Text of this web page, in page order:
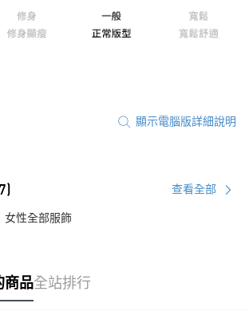
顯示電腦版詳細說明
查看全部
女性全部服飾
商品全站排行